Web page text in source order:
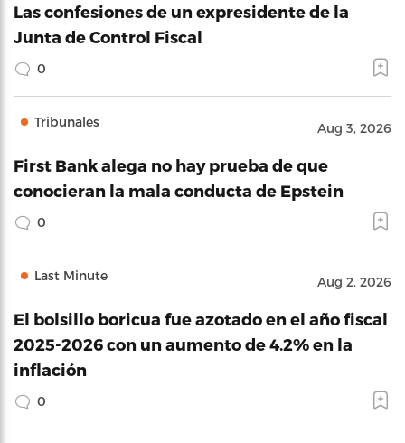
Las confesiones de un expresidente de la
Junta de Control Fiscal
0
Tribunales Aug 3, 2026
First Bank alega no hay prueba de que
conocieran la mala conducta de Epstein
0
Last Minute Aug 2, 2026
El bolsillo boricua fue azotado en el año fiscal
2025-2026 con un aumento de 4.2% en la
inflación
0